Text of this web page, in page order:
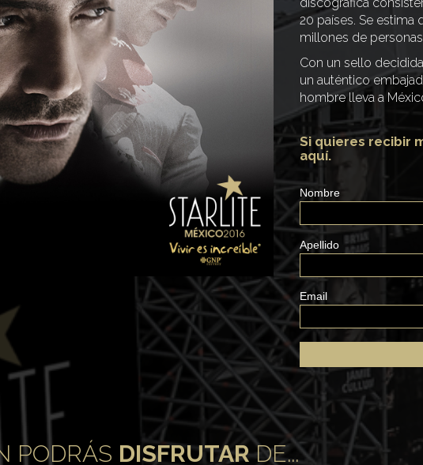
20 países. Se estima
millones de
Con un sello
un auténtico
hombre lleva a
Si quieres recibir
aquí.
Nombre
Apellido
Email
PODRÁS DISFRUTARDE...
Restaurante BIKO
Restaurante
Romero